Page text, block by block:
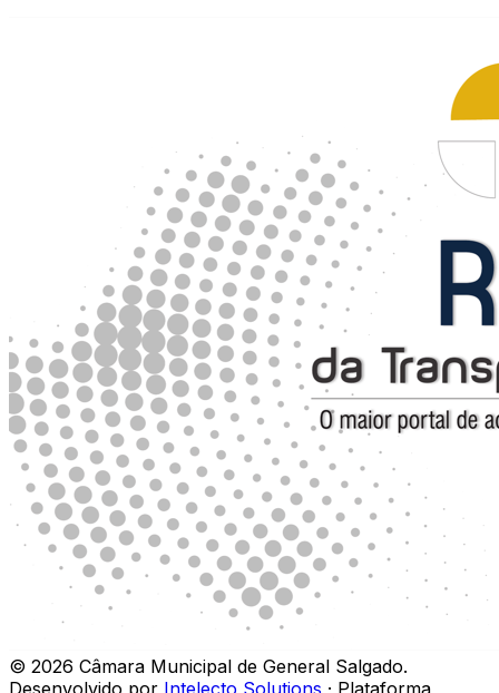
© 2026 Câmara Municipal de General Salgado.
Desenvolvido por Intelecto Solutions · Plataforma